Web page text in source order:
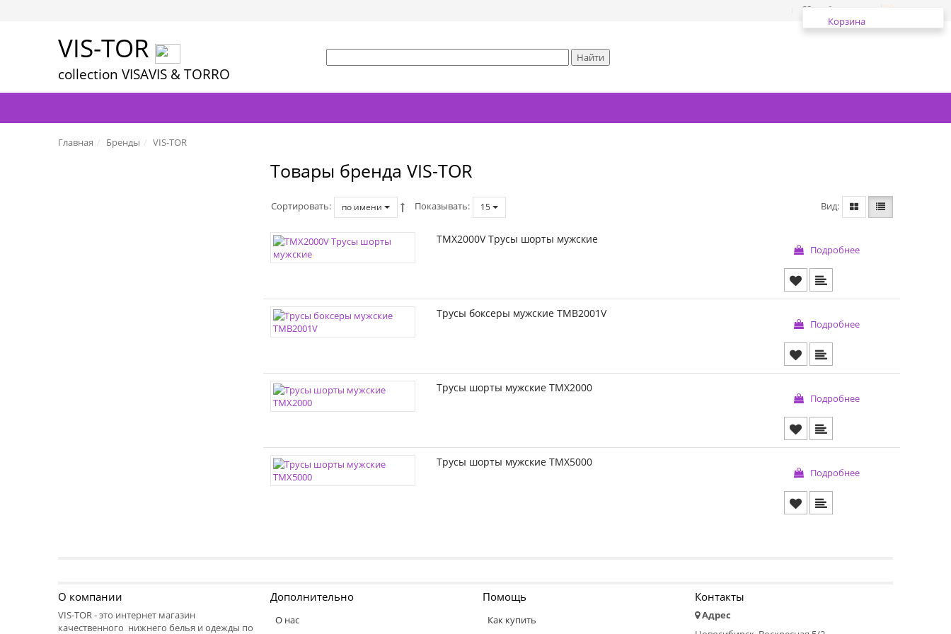
Избранное
VIS-TOR
collection VISAVIS & TORRO
Корзина
Главная Бренды VIS-TOR
Товары бренда VIS-TOR
Сортировать по имени Показывать 15 Вид
TMX2000V Трусы шорты мужские
Подробнее
Трусы боксеры мужские TMB2001V
Подробнее
Трусы шорты мужские TMX2000
Подробнее
Трусы шорты мужские TMX5000
Подробнее
О компании
VIS-TOR - это интернет магазин
качественного нижнего белья и одежды по
Дополнительно
О нас
Помощь
Как купить
Контакты
Адрес